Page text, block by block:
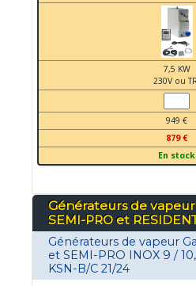
7,5 KW
230V ou
949 €
879 €
En stock
Générateurs de
SEMI-PRO et
Générateurs de vapeur
et SEMI-PRO INOX 9 /
KSN-B/C 21/24